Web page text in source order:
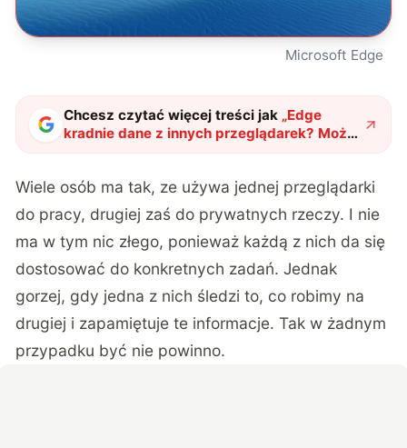
Microsoft Edge
Chcesz czytać więcej treści jak „Edge
kradnie dane z innych przeglądarek? Może
tak, a może to po prostu bug"?
Wiele osób ma tak, ze używa jednej przeglądarki
do pracy, drugiej zaś do prywatnych rzeczy. I nie
ma w tym nic złego, ponieważ każdą z nich da się
dostosować do konkretnych zadań. Jednak
gorzej, gdy jedna z nich śledzi to, co robimy na
drugiej i zapamiętuje te informacje. Tak w żadnym
przypadku być nie powinno.